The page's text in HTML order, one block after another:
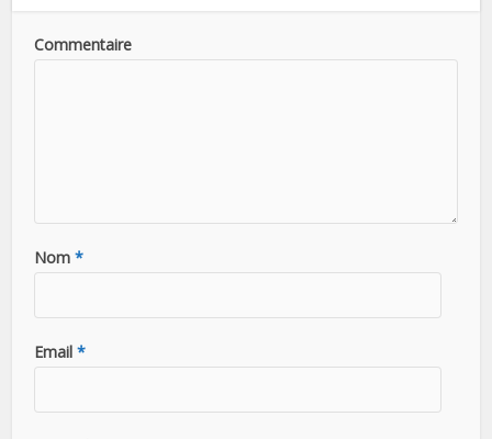
Commentaire
Nom *
Email *